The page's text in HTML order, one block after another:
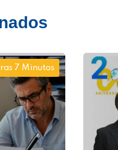
7 Minutos